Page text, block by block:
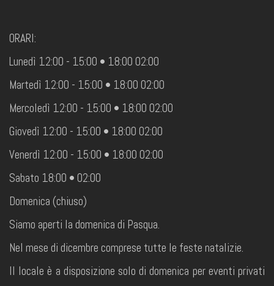
ORARI:
Lunedì 12:00 - 15:00 • 18:00 02:00
Martedì 12:00 - 15:00 • 18:00 02:00
Mercoledì 12:00 - 15:00 • 18:00 02:00
Giovedì 12:00 - 15:00 • 18:00 02:00
Venerdì 12:00 - 15:00 • 18:00 02:00
Sabato 18:00 • 02:00
Domenica (chiuso)
Siamo aperti la domenica di Pasqua.
Nel mese di dicembre comprese tutte le feste natalizie.
Il locale è a disposizione solo di domenica per eventi privati